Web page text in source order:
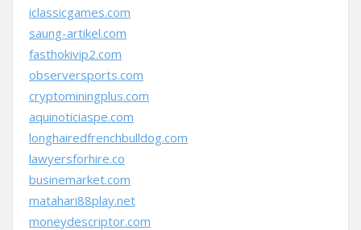
iclassicgames.com
saung-artikel.com
fasthokivip2.com
observersports.com
cryptominingplus.com
aquinoticiaspe.com
longhairedfrenchbulldog.com
lawyersforhire.co
businemarket.com
matahari88play.net
moneydescriptor.com